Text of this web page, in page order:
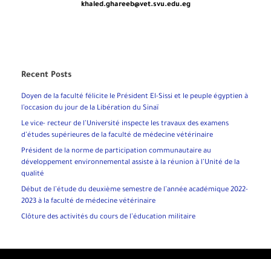
khaled.ghareeb@vet.svu.edu.eg
Recent Posts
Doyen de la faculté félicite le Président El-Sissi et le peuple égyptien à
l’occasion du jour de la Libération du Sinaï
Le vice- recteur de l’Université inspecte les travaux des examens
d’études supérieures de la faculté de médecine vétérinaire
Président de la norme de participation communautaire au
développement environnemental assiste à la réunion à l’Unité de la
qualité
Début de l’étude du deuxième semestre de l’année académique 2022-
2023 à la faculté de médecine vétérinaire
Clôture des activités du cours de l’éducation militaire